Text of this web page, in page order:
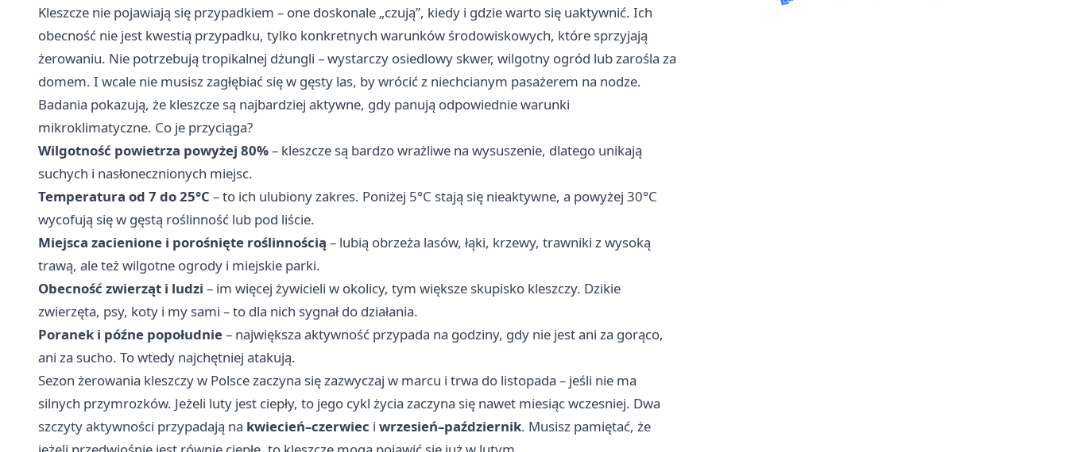
Kleszcze nie pojawiają się przypadkiem – one doskonale „czują”, kiedy i gdzie warto się uaktywnić. Ich
obecność nie jest kwestią przypadku, tylko konkretnych warunków środowiskowych, które sprzyjają
żerowaniu. Nie potrzebują tropikalnej dżungli – wystarczy osiedlowy skwer, wilgotny ogród lub zarośla za
domem. I wcale nie musisz zagłębiać się w gęsty las, by wrócić z niechcianym pasażerem na nodze.
Badania pokazują, że kleszcze są najbardziej aktywne, gdy panują odpowiednie warunki
mikroklimatyczne. Co je przyciąga?
Wilgotność powietrza powyżej 80%– kleszcze są bardzo wrażliwe na wysuszenie, dlatego unikają
suchych i nasłonecznionych miejsc.
Temperatura od 7 do 25°C – to ich ulubiony zakres. Poniżej 5°C stają się nieaktywne, a powyżej 30°C
wycofują się w gęstą roślinność lub pod liście.
Miejsca zacienione i porośnięte roślinnością – lubią obrzeża lasów, łąki, krzewy, trawniki z wysoką
trawą, ale też wilgotne ogrody i miejskie parki.
Obecność zwierząt i ludzi – im więcej żywicieli w okolicy, tym większe skupisko kleszczy. Dzikie
zwierzęta, psy, koty i my sami – to dla nich sygnał do działania.
Poranek i późne popołudnie– największa aktywność przypada na godziny, gdy nie jest ani za gorąco,
ani za sucho. To wtedy najchętniej atakują.
Sezon żerowania kleszczy w Polsce zaczyna się zazwyczaj w marcu i trwa do listopada – jeśli nie ma
silnych przymrozków. Jeżeli luty jest ciepły, to jego cykl życia zaczyna się nawet miesiąc wczesniej. Dwa
szczyty aktywności przypadają na kwiecień–czerwiec i wrzesień–październik. Musisz pamiętać, że